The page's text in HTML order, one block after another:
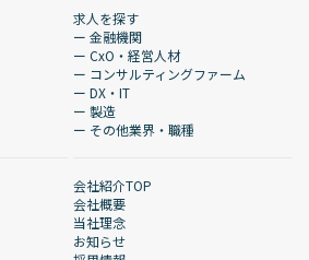
求人を探す
ー 金融機関
ー CxO・経営人材
ー コンサルティングファーム
ー DX・IT
ー 製造
ー その他業界・職種
会社紹介TOP
会社概要
当社理念
お知らせ